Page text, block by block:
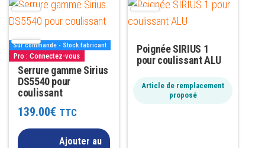
Sur commande - Stock fabricant
Pro : Connectez-vous
Serrure gamme Sirius
DS5540 pour
coulissant
139.00€ TTC
Ajouter au
Poignée SIRIUS 1
pour coulissant ALU
Article de remplacement
proposé